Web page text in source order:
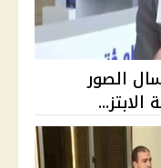
الصور